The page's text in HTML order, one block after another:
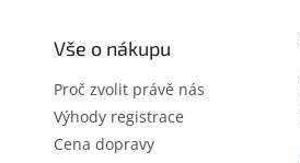
Vše o nákupu
Proč zvolit právě nás
Výhody registrace
Cena dopravy